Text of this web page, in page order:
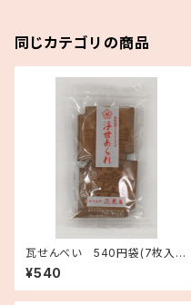
同じカテゴリの商品
瓦せんべい 540円袋(7枚入
り)
¥540